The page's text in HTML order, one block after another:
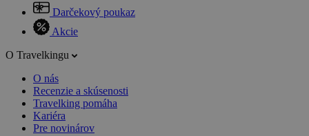
Darčekový poukaz
Akcie
O Travelkingu
O nás
Recenzie a skúsenosti
Travelking pomáha
Kariéra
Pre novinárov